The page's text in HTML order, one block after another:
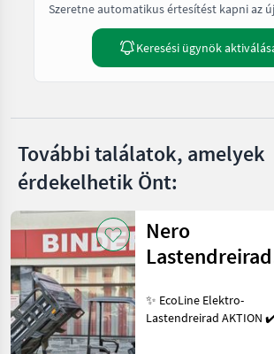
Szeretne automatikus értesítést kapni az
Keresési ügynök
További találatok, amelyek
érdekelhetik Önt:
Nero
Lastendreirad
TukTuk
✨ EcoLine Elektro-
Lastendreirad AKTION ✔️